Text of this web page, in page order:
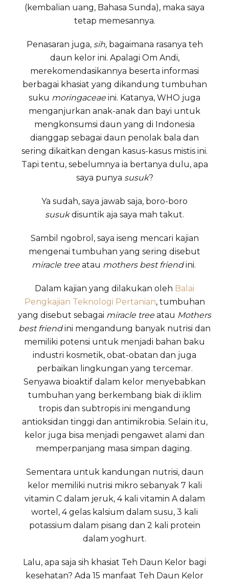
(kembalian uang, Bahasa Sunda), maka saya
tetap memesannya.
Penasaran juga, sih, bagaimana rasanya teh
daun kelor ini. Apalagi Om Andi,
merekomendasikannya beserta informasi
berbagai khasiat yang dikandung tumbuhan
suku moringaceaeini. Katanya, WHO juga
menganjurkan anak-anak dan bayi untuk
mengkonsumsi daun yang di Indonesia
dianggap sebagai daun penolak bala dan
sering dikaitkan dengan kasus-kasus mistis ini.
Tapi tentu, sebelumnya ia bertanya dulu, apa
saya punya susuk?
Ya sudah, saya jawab saja, boro-boro
susukdisuntik aja saya mah takut.
Sambil ngobrol, saya iseng mencari kajian
mengenai tumbuhan yang sering disebut
miracle treeatau mothers best friendini.
Dalam kajian yang dilakukan oleh Balai
Pengkajian Teknologi Pertanian, tumbuhan
yang disebut sebagai miracle treeatau Mothers
best friendini mengandung banyak nutrisi dan
memiliki potensi untuk menjadi bahan baku
industri kosmetik, obat-obatan dan juga
perbaikan lingkungan yang tercemar.
Senyawa bioaktif dalam kelor menyebabkan
tumbuhan yang berkembang biak di iklim
tropis dan subtropis ini mengandung
antioksidan tinggi dan antimikrobia. Selain itu,
kelor juga bisa menjadi pengawet alami dan
memperpanjang masa simpan daging.
Sementara untuk kandungan nutrisi, daun
kelor memiliki nutrisi mikro sebanyak 7 kali
vitamin C dalam jeruk, 4 kali vitamin A dalam
wortel, 4 gelas kalsium dalam susu, 3 kali
potassium dalam pisang dan 2 kali protein
dalam yoghurt.
Lalu, apa saja sih khasiat Teh Daun Kelor bagi
kesehatan? Ada 15 manfaat Teh Daun Kelor